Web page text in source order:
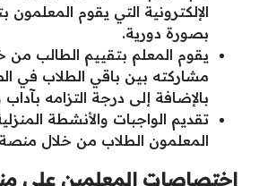
الإلكترونية التي يقوم المعلمون
بصورة دورية.
يقوم المعلم بتقييم الطالب من
مشاركته بين باقي الطلاب في
بالإضافة إلى درجة التزامه
تقديم الواجبات والأنشطة
المعلمون الطلاب من خلال
اختصاصات المعلمين على